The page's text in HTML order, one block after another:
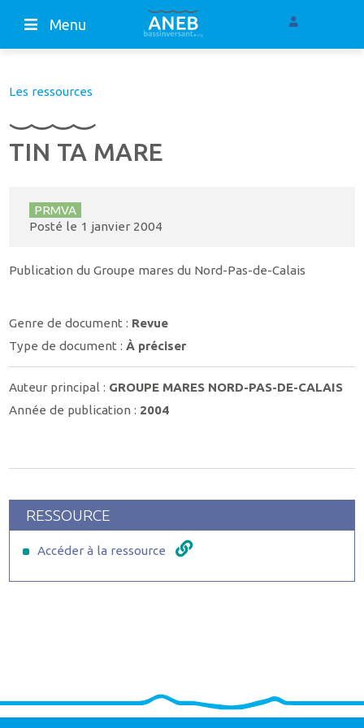
Menu
Les ressources
TIN TA MARE
PRMVA
Posté le 1 janvier 2004
Publication du Groupe mares du Nord-Pas-de-Calais
Genre de document : Revue
Type de document :À préciser
Auteur principal : GROUPE MARES NORD-PAS-DE-CALAIS
Année de publication : 2004
RESSOURCE
Accéder à la ressource